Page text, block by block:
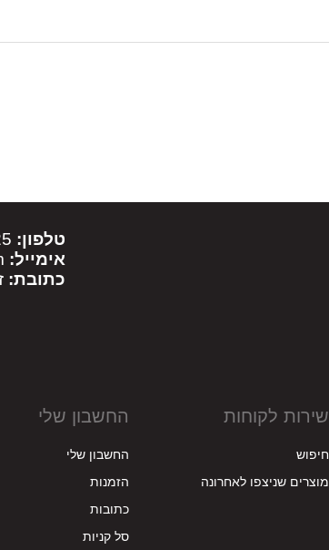
טלפון:
אימייל:
כתובת:
שירות לקוחות
חיפוש
מוצרים שניצפו לאחרונה
החשבון שלי
החשבון שלי
הזמנות
כתובות
סל קניות